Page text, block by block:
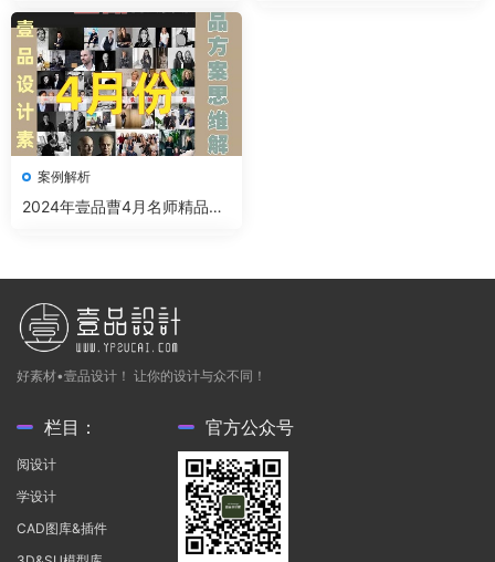
案例解析
2024年壹品曹4月名师精品案
好素材•壹品设计！ 让你的设计与众不同！
栏目：
阅设计
学设计
CAD图库&插件
官方公众号